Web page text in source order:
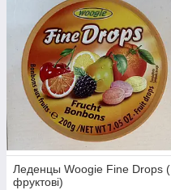
Леденцы Woogie Fine Drops (
фруктові)